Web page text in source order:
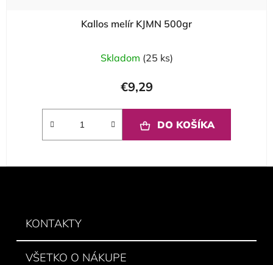
Kallos melír KJMN 500gr
Skladom (25 ks)
€9,29
DO KOŠÍKA
KONTAKTY
VŠETKO O NÁKUPE